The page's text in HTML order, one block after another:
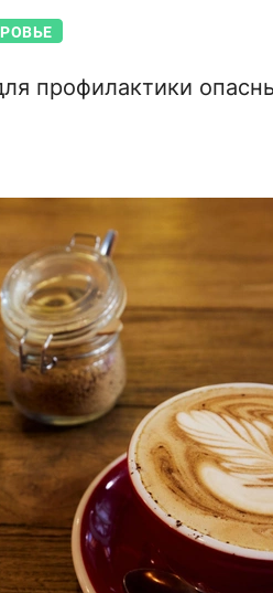
профилактики